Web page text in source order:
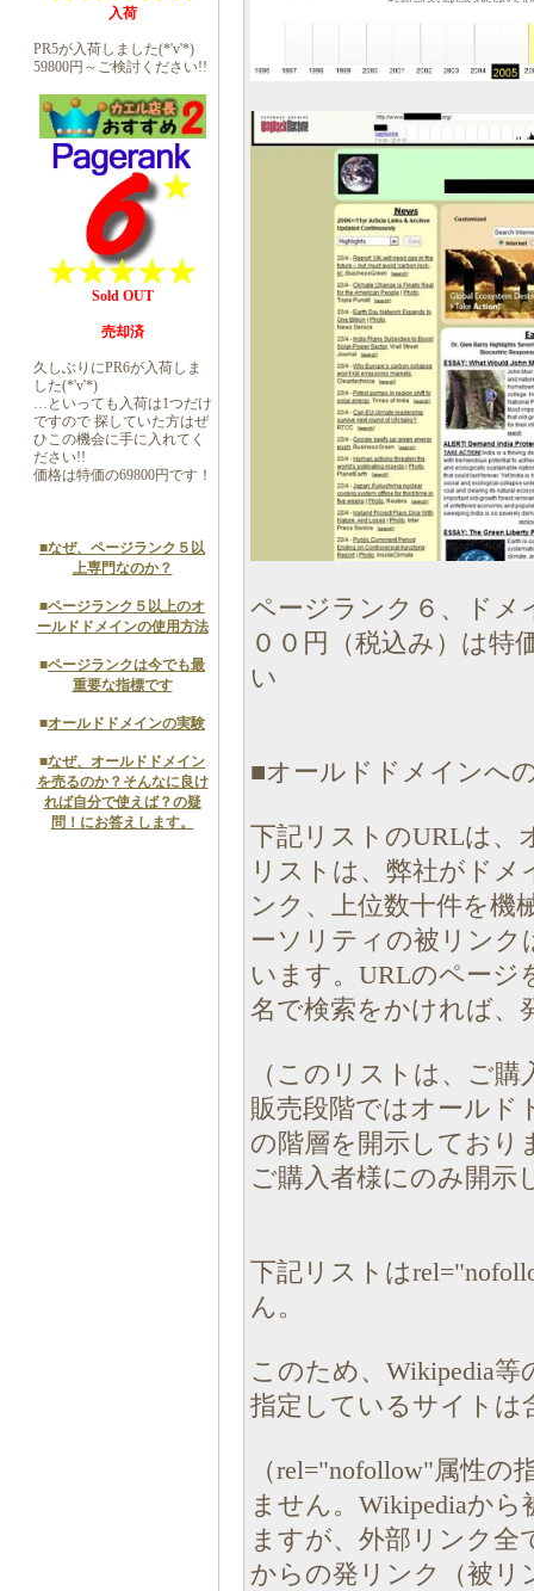
入荷
PR5が入荷しました(*'v'*)
59800円～ご検討ください!!
Sold OUT
売却済
久しぶりにPR6が入荷しま
した(*'v'*)
…といっても入荷は1つだけ
ですので 探していた方はぜ
ひこの機会に手に入れてく
ださい!!
価格は特価の69800円です！
■なぜ、ページランク５以
上専門なのか？
■ページランク５以上のオ
ールドドメインの使用方法
■ページランクは今でも最
重要な指標です
■オールドドメインの実験
■なぜ、オールドドメイン
を売るのか？そんなに良け
れば自分で使えば？の疑
問！にお答えします。
ページランク６、ドメ
００円（税込み）は
い
■オールドドメインへ
下記リストのURLは、
リストは、弊社がド
ンク、上位数十件を機
ーソリティの被リンク
います。URLのページ
名で検索をかければ、
（このリストは、ご
販売段階ではオールド
の階層を開示しており
ご購入者様にのみ開示
下記リストは
ん。
このため、Wikipedia
指定しているサイトは
（rel="nofollow"属性
ません。Wikipediaか
ますが、外部リンク全
からの発リンク（被リ